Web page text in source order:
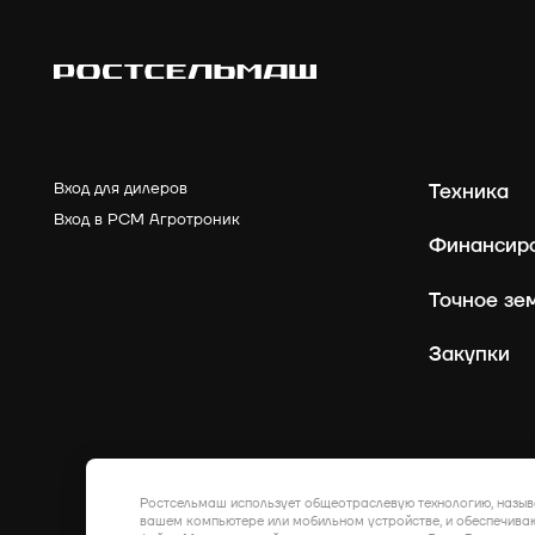
Вход для дилеров
Вход в РСМ Агротроник
Техника
Точное
Закупки
Ростсельмаш использует общеотраслевую технологию,
вашем компьютере или мобильном устройстве, и